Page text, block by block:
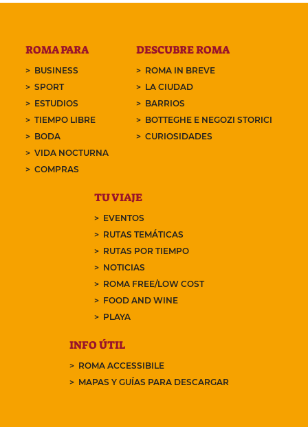
ROMA PARA
BUSINESS
SPORT
ESTUDIOS
TIEMPO LIBRE
BODA
VIDA NOCTURNA
COMPRAS
DESCUBRE ROMA
ROMA IN BREVE
LA CIUDAD
BARRIOS
BOTTEGHE E NEGOZI STORICI
CURIOSIDADES
TU VIAJE
EVENTOS
RUTAS TEMÁTICAS
RUTAS POR TIEMPO
NOTICIAS
ROMA FREE/LOW COST
FOOD AND WINE
PLAYA
INFO ÚTIL
ROMA ACCESSIBILE
MAPAS Y GUÍAS PARA DESCARGAR